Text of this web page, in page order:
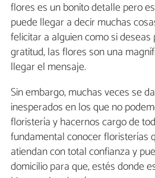
flores es un bonito detalle pero
puede llegar a decir muchas
felicitar a alguien como si
gratitud, las flores son una
llegar el mensaje.
Sin embargo, muchas veces se
inesperados en los que no
floristería y hacernos cargo de
fundamental conocer floristerías
atiendan con total confianza y
domicilio para que, estés donde